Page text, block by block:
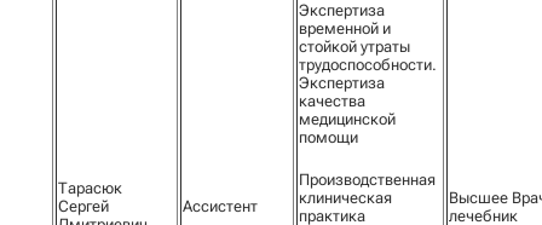
Тарасюк
Сергей
Ассистент
Экспертиза
временной и
стойкой утраты
трудоспособности.
Экспертиза
качества
медицинской
помощи
Производственная
клиническая
практика
Высшее
лечебник